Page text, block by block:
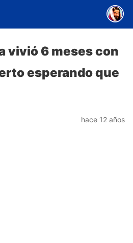
vivió 6 meses con
esperando que
hace 12 años